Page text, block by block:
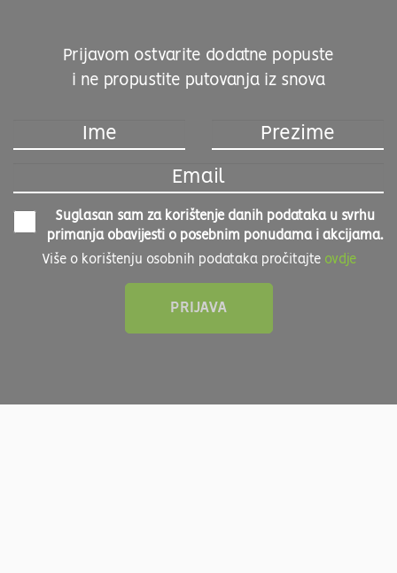
Prijavom ostvarite dodatne popuste
i ne propustite putovanja iz snova
Suglasan sam za korištenje danih podataka u svrhu
primanja obavijesti o posebnim ponudama i akcijama.
Više o korištenju osobnih podataka pročitajte ovdje